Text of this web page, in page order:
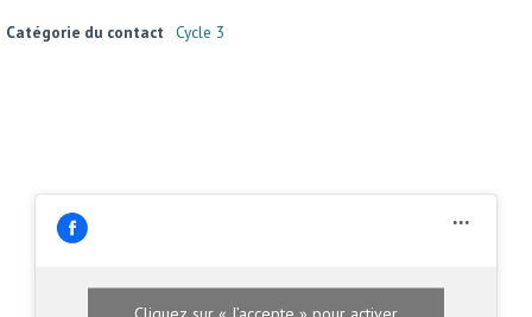
Catégorie du contact Cycle 3
Cliquez sur « J’accepte » pour activer